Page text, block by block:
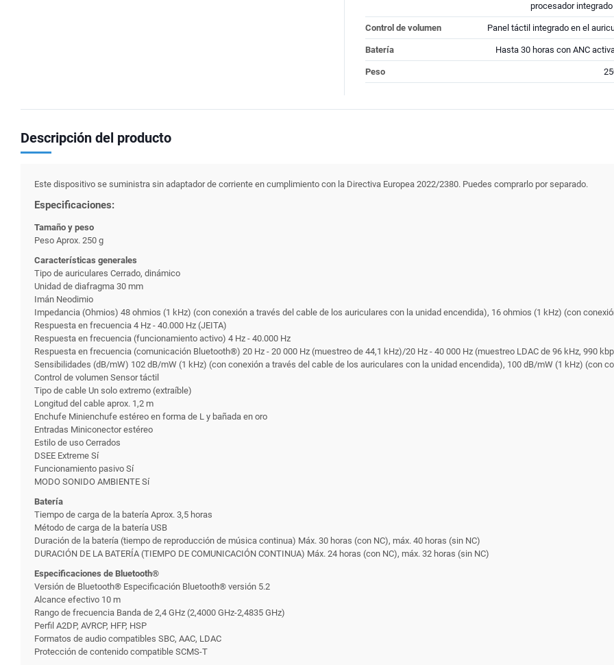
procesador integrado
Control de volumen Panel táctil integrado en el
Batería Hasta 30 horas con ANC
Peso
Descripción del producto
Este dispositivo se suministra sin adaptador de corriente en cumplimiento con la Directiva Europea 2022/2380. Puedes comprarlo por separado.
Especificaciones:
Tamaño y peso
Peso Aprox. 250 g
Características generales
Tipo de auriculares Cerrado, dinámico
Unidad de diafragma 30 mm
Imán Neodimio
Impedancia (Ohmios) 48 ohmios (1 kHz) (con conexión a través del cable de los auriculares con la unidad encendida), 16 ohmios (1 kHz) (con
Respuesta en frecuencia 4 Hz - 40.000 Hz (JEITA)
Respuesta en frecuencia (funcionamiento activo) 4 Hz - 40.000 Hz
Respuesta en frecuencia (comunicación Bluetooth®) 20 Hz - 20 000 Hz (muestreo de 44,1 kHz)/20 Hz - 40 000 Hz (muestreo LDAC de 96 kHz, 990
Sensibilidades (dB/mW) 102 dB/mW (1 kHz) (con conexión a través del cable de los auriculares con la unidad encendida), 100 dB/mW (1 kHz) (con
Control de volumen Sensor táctil
Tipo de cable Un solo extremo (extraíble)
Longitud del cable aprox. 1,2 m
Enchufe Minienchufe estéreo en forma de L y bañada en oro
Entradas Miniconector estéreo
Estilo de uso Cerrados
DSEE Extreme Sí
Funcionamiento pasivo Sí
MODO SONIDO AMBIENTE Sí
Batería
Tiempo de carga de la batería Aprox. 3,5 horas
Método de carga de la batería USB
Duración de la batería (tiempo de reproducción de música continua) Máx. 30 horas (con NC), máx. 40 horas (sin NC)
DURACIÓN DE LA BATERÍA (TIEMPO DE COMUNICACIÓN CONTINUA) Máx. 24 horas (con NC), máx. 32 horas (sin NC)
Especificaciones de Bluetooth®
Versión de Bluetooth® Especificación Bluetooth® versión 5.2
Alcance efectivo 10 m
Rango de frecuencia Banda de 2,4 GHz (2,4000 GHz-2,4835 GHz)
Perfil A2DP, AVRCP, HFP, HSP
Formatos de audio compatibles SBC, AAC, LDAC
Protección de contenido compatible SCMS-T